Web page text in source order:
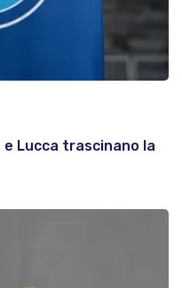
e Lucca trascinano la